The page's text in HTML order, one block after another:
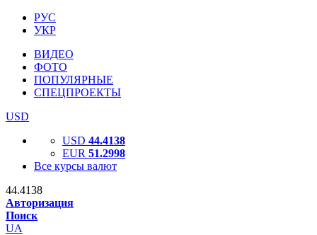
РУС
УКР
ВИДЕО
ФОТО
ПОПУЛЯРНЫЕ
СПЕЦПРОЕКТЫ
USD
USD 44.4138
EUR 51.2998
Все курсы валют
44.4138
Авторизация
Поиск
UA